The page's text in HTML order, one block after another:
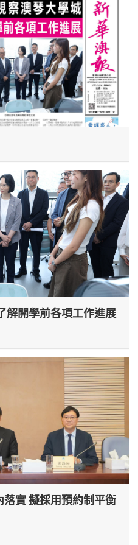
解開學前各項工作進展
實 擬採用預約制平衡